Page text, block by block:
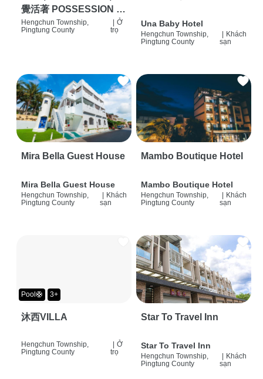
覺活著 POSSESSION |
背包客棧 | 恆春必住特色
Hengchun Township,
Pingtung County
Ở
trọ
Una Baby Hotel
Hengchun Township,
Pingtung County
Khách
sạn
Mira Bella Guest House
Mira Bella Guest House
Hengchun Township,
Pingtung County
Khách
sạn
Mambo Boutique Hotel
Mambo Boutique Hotel
Hengchun Township,
Pingtung County
Khách
sạn
Pool🛟 3+
沐西VILLA
Hengchun Township,
Pingtung County
Ở
trọ
Star To Travel Inn
Star To Travel Inn
Hengchun Township,
Pingtung County
Khách
sạn